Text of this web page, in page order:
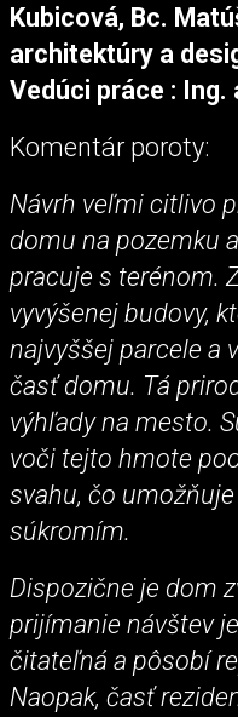
Kubicová, Bc.
architektúry a
Vedúci práce :
Komentár poroty:
Návrh veľmi citlivo
domu na pozemku
pracuje s terénom.
vyvýšenej budovy,
najvyššej parcele a
časť domu. Tá
výhľady na mesto.
voči tejto hmote
svahu, čo
súkromím.
Dispozične je dom
prijímanie návštev
čitateľná a pôsobí
Naopak, časť